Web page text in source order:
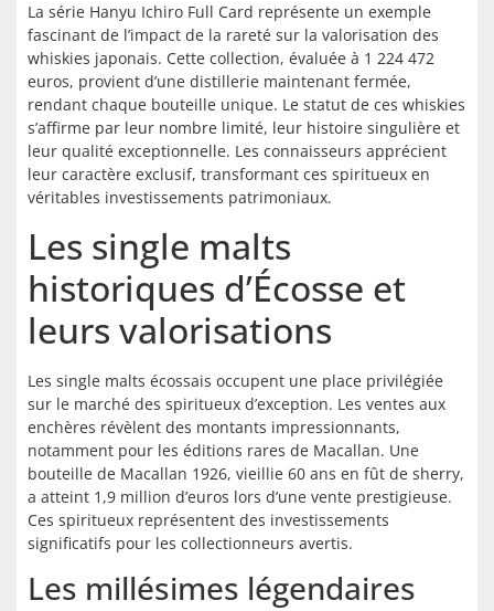
La série Hanyu Ichiro Full Card représente un exemple
fascinant de l’impact de la rareté sur la valorisation des
whiskies japonais. Cette collection, évaluée à 1 224 472
euros, provient d’une distillerie maintenant fermée,
rendant chaque bouteille unique. Le statut de ces whiskies
s’affirme par leur nombre limité, leur histoire singulière et
leur qualité exceptionnelle. Les connaisseurs apprécient
leur caractère exclusif, transformant ces spiritueux en
véritables investissements patrimoniaux.
Les single malts
historiques d’Écosse et
leurs valorisations
Les single malts écossais occupent une place privilégiée
sur le marché des spiritueux d’exception. Les ventes aux
enchères révèlent des montants impressionnants,
notamment pour les éditions rares de Macallan. Une
bouteille de Macallan 1926, vieillie 60 ans en fût de sherry,
a atteint 1,9 million d’euros lors d’une vente prestigieuse.
Ces spiritueux représentent des investissements
significatifs pour les collectionneurs avertis.
Les millésimes légendaires